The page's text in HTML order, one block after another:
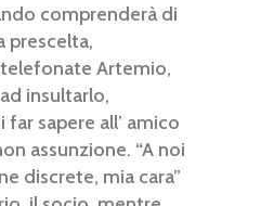
comprenderà di
prescelta,
Artemio,
insultarlo,
sapere all’ amico
assunzione. “A noi
discrete, mia cara”